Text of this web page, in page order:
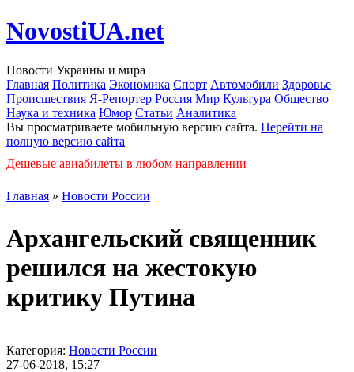
NovostiUA.net
Новости Украины и мира
Главная Политика Экономика Спорт Автомобили Здоровье
Происшествия Я-Репортер Россия Мир Культура Общество
Наука и техника Юмор Статьи Аналитика
Вы просматриваете мобильную версию сайта. Перейти на
полную версию сайта
Дешевые авиабилеты в любом направлении
Главная » Новости России
Архангельский священник
решился на жестокую
критику Путина
Категория: Новости России
27-06-2018, 15:27